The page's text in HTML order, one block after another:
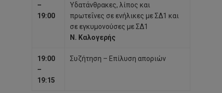
–
19:00
Υδατάνθρακες, λίπος και
πρωτεΐνες σε ενήλικες με ΣΔ1 και
σε εγκυμονούσες με ΣΔ1
Ν. Καλογερής
19:00
–
19:15
Συζήτηση – Επίλυση αποριών